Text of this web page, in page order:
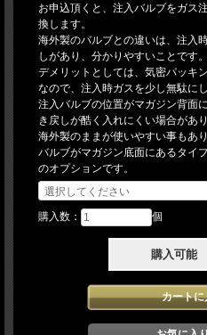
お申込頂くと、注入バルブをガス
換します。
海外製のバルブとの違いは、注入
しがあり、分かりやすいことです。
デメリットとしては、気密パッキ
なので、注入時ガスを少し無駄にし
注入バルブの位置がマガジン背面
き戻しが酷く入れにくい場合があ
海外製のままが使いやすい事もあり
バルブがマガジン底面にあるタイ
のオプションです。
購入数： 個
購入可能